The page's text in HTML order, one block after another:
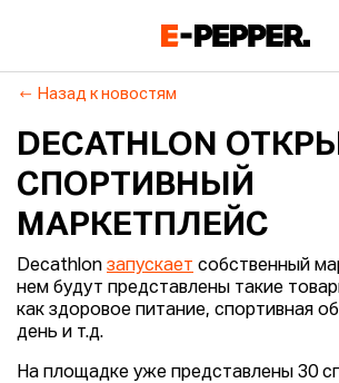
Назад к новостям
DECATHLON
СПОРТИВНЫЙ
МАРКЕТПЛЕЙС
Decathlon запускает собственный
нем будут представлены такие
как здоровое питание, спортивная
день и т.д.
На площадке уже представлены 30